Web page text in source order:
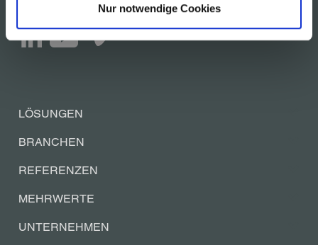
Nur notwendige Cookies
info@msk.de
LÖSUNGEN
BRANCHEN
REFERENZEN
MEHRWERTE
UNTERNEHMEN